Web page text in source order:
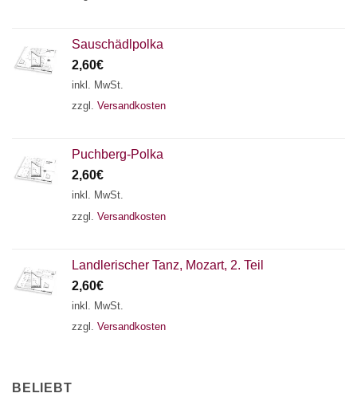
Sauschädlpolka
2,60€
inkl. MwSt.
zzgl. Versandkosten
Puchberg-Polka
2,60€
inkl. MwSt.
zzgl. Versandkosten
Landlerischer Tanz, Mozart, 2. Teil
2,60€
inkl. MwSt.
zzgl. Versandkosten
BELIEBT